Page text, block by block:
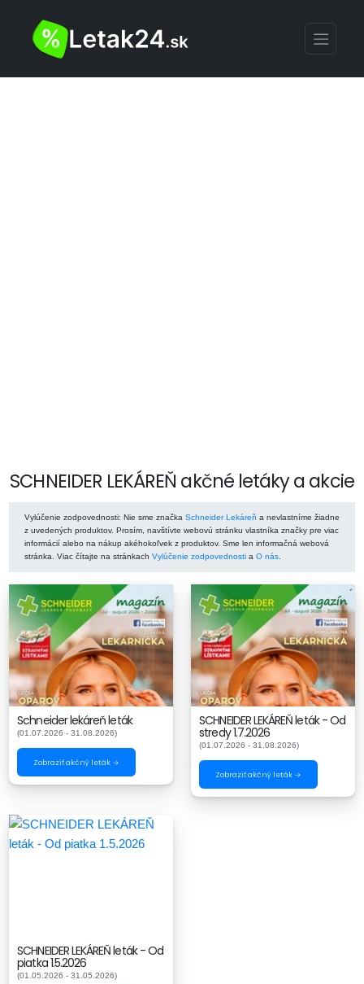
SCHNEIDER LEKÁREŇ akčné letáky a akcie
Vylúčenie zodpovednosti: Nie sme značka Schneider Lekáreň a nevlastníme žiadne
z uvedených produktov. Prosím, navštívte webovú stránku vlastníka značky pre viac
informácií alebo na nákup akéhokoľvek z produktov. Sme len informačná webová
stránka. Viac čítajte na stránkach Vylúčenie zodpovednosti a O nás
Schneider lekáreň leták
(01.07.2026 - 31.08.2026)
Zobraziť akčný leták →
SCHNEIDER LEKÁREŇ leták - Od
stredy 1.7.2026
(01.07.2026 - 31.08.2026)
Zobraziť akčný leták →
SCHNEIDER LEKÁREŇ leták - Od
piatka 1.5.2026
(01.05.2026 - 31.05.2026)